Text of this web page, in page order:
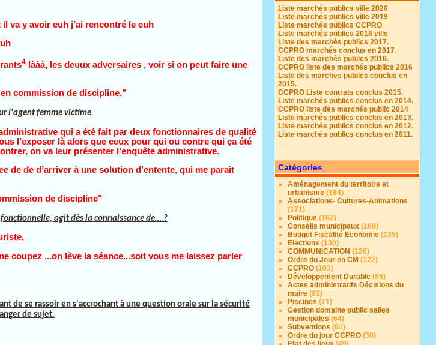
va y avoir euh j’ai rencontré le euh
4 lààà, les deuux adversaires , voir si on peut faire une
commission de discipline."
l'agent femme victime
qui a été fait par deux fonctionnaires de qualité
l’exposer là alors que ceux pour qui ou contre qui ça été
on va leur présenter l’enquête administrative.
de de d’arriver à une solution d’entente, qui me parait
de discipline"
agit dès la connaissance de… ?
coupez ...on lève la séance...soit vous me laissez parler
de se rassoir en s'accrochant à une question orale sur la sécurité
de sujet.
Liste marchés publics ville 2020
Liste marchés publics ville 2019
Liste marchés publics CCPRO
Liste marchés publics 2018 ville
Liste des marchés publics 2017.
CCPRO marchés conclus en 2017.
Liste des marchés publics 2016.
CCPRO liste des marchés publics 2016
Liste des marches publics.conclus en
2015.
CCPRO Liste contrats conclus 2015.
Liste marchés publics conclus en 2014.
CCPRO liste des marchés public 2014
Liste marchés publics conclus en 2013.
Liste marchés publics conclus en 2012.
Liste marchés publics conclus en 2011.
Catégories
Aménagement du territoire et
urbanisme (184)
Associations- Cultures-Animations
(171)
Politique (162)
Conseils municipaux (160)
Budget Fiscalité Economie (135)
Elections (130)
COMMUNICATION (126)
Ordre du Jour en CM (122)
CCPRO (103)
Développement Durable (85)
Actes administratifs Décisions du
maire (81)
Piscines (71)
Gestion domaine public salles
municipales (64)
Subventions (61)
Ordre du jour CCPRO (50)